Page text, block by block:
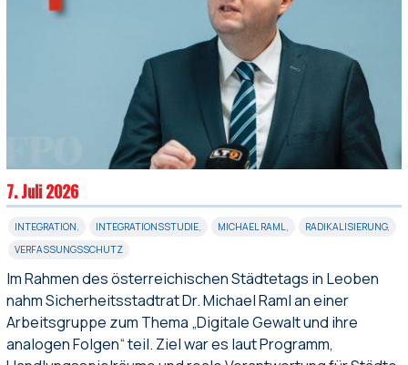
7. Juli 2026
INTEGRATION, INTEGRATIONSSTUDIE, MICHAEL RAML, RADIKALISIERUNG,
VERFASSUNGSSCHUTZ
Im Rahmen des österreichischen Städtetags in Leoben
nahm Sicherheitsstadtrat Dr. Michael Raml an einer
Arbeitsgruppe zum Thema „Digitale Gewalt und ihre
analogen Folgen“ teil. Ziel war es laut Programm,